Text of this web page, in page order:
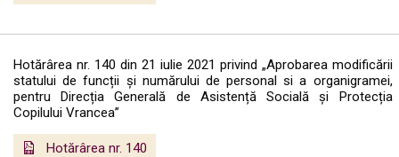
Hotărârea nr. 140 din 21 iulie 2021 privind „Aprobarea modificării
statului de funcții și numărului de personal si a organigramei,
pentru Direcția Generală de Asistență Socială și Protecția
Copilului Vrancea”
Hotărârea nr. 140